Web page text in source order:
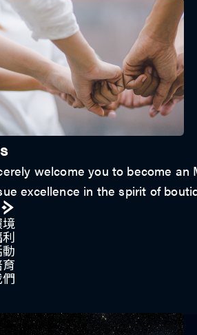
welcome you to become
excellence in the spirit of